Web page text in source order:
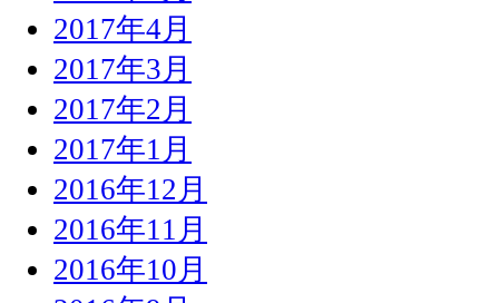
2017年4月
2017年3月
2017年2月
2017年1月
2016年12月
2016年11月
2016年10月